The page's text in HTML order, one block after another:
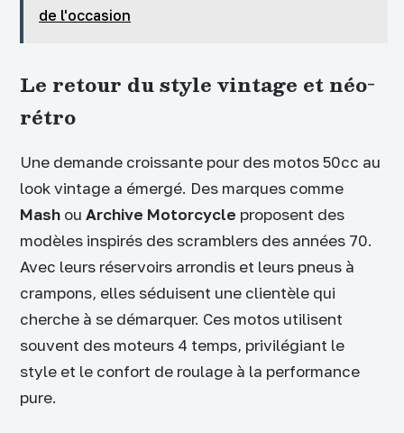
de l'occasion
Le retour du style vintage et néo-
rétro
Une demande croissante pour des motos 50cc au
look vintage a émergé. Des marques comme
Mash ou Archive Motorcycle proposent des
modèles inspirés des scramblers des années 70.
Avec leurs réservoirs arrondis et leurs pneus à
crampons, elles séduisent une clientèle qui
cherche à se démarquer. Ces motos utilisent
souvent des moteurs 4 temps, privilégiant le
style et le confort de roulage à la performance
pure.